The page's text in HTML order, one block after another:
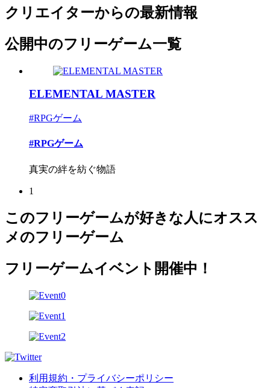
クリエイターからの最新情報
公開中のフリーゲーム一覧
ELEMENTAL MASTER
#RPGゲーム
#RPGゲーム
真実の絆を紡ぐ物語
1
このフリーゲームが好きな人にオスス
メのフリーゲーム
フリーゲームイベント開催中！
利用規約・プライバシーポリシー